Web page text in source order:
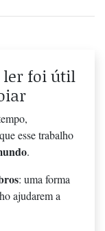
ler foi útil
esse trabalho
.
: uma forma
ajudarem a